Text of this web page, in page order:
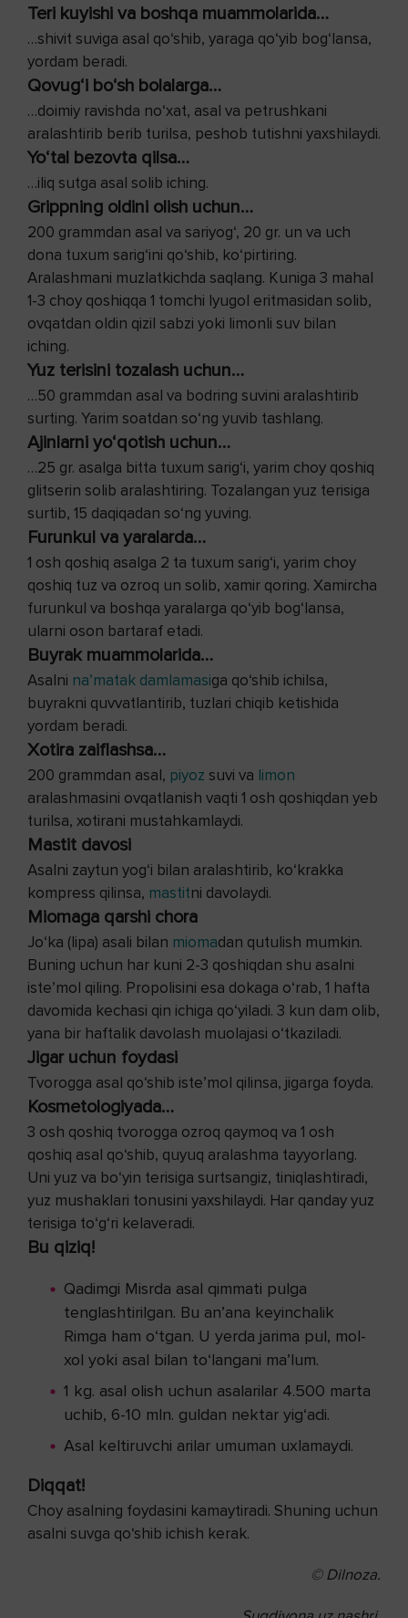
Teri kuyishi va boshqa muammolarida…
…shivit suviga asal qo‘shib, yaraga qo‘yib bog‘lansa,
yordam beradi.
Qovug‘i bo‘sh bolalarga…
…doimiy ravishda no‘xat, asal va petrushkani
aralashtirib berib turilsa, peshob tutishni yaxshilaydi.
Yo‘tal bezovta qilsa…
…iliq sutga asal solib iching.
Grippning oldini olish uchun…
200 grammdan asal va sariyog‘, 20 gr. un va uch
dona tuxum sarig‘ini qo‘shib, ko‘pirtiring.
Aralashmani muzlatkichda saqlang. Kuniga 3 mahal
1-3 choy qoshiqqa 1 tomchi lyugol eritmasidan solib,
ovqatdan oldin qizil sabzi yoki limonli suv bilan
iching.
Yuz terisini tozalash uchun…
…50 grammdan asal va bodring suvini aralashtirib
surting. Yarim soatdan so‘ng yuvib tashlang.
Ajinlarni yo‘qotish uchun…
…25 gr. asalga bitta tuxum sarig‘i, yarim choy qoshiq
glitserin solib aralashtiring. Tozalangan yuz terisiga
surtib, 15 daqiqadan so‘ng yuving.
Furunkul va yaralarda…
1 osh qoshiq asalga 2 ta tuxum sarig‘i, yarim choy
qoshiq tuz va ozroq un solib, xamir qoring. Xamircha
furunkul va boshqa yaralarga qo‘yib bog‘lansa,
ularni oson bartaraf etadi.
Buyrak muammolarida…
Asalni na’matak damlamasiga qo‘shib ichilsa,
buyrakni quvvatlantirib, tuzlari chiqib ketishida
yordam beradi.
Xotira zaiflashsa…
200 grammdan asal, piyoz suvi va limon
aralashmasini ovqatlanish vaqti 1 osh qoshiqdan yeb
turilsa, xotirani mustahkamlaydi.
Mastit davosi
Asalni zaytun yog‘i bilan aralashtirib, ko‘krakka
kompress qilinsa, mastitni davolaydi.
Miomaga qarshi chora
Jo‘ka (lipa) asali bilan miomadan qutulish mumkin.
Buning uchun har kuni 2-3 qoshiqdan shu asalni
iste’mol qiling. Propolisini esa dokaga o‘rab, 1 hafta
davomida kechasi qin ichiga qo‘yiladi. 3 kun dam olib,
yana bir haftalik davolash muolajasi o‘tkaziladi.
Jigar uchun foydasi
Tvorogga asal qo‘shib iste’mol qilinsa, jigarga foyda.
Kosmetologiyada…
3 osh qoshiq tvorogga ozroq qaymoq va 1 osh
qoshiq asal qo‘shib, quyuq aralashma tayyorlang.
Uni yuz va bo‘yin terisiga surtsangiz, tiniqlashtiradi,
yuz mushaklari tonusini yaxshilaydi. Har qanday yuz
terisiga to‘g‘ri kelaveradi.
Bu qiziq!
Qadimgi Misrda asal qimmati pulga
tenglashtirilgan. Bu an’ana keyinchalik
Rimga ham o‘tgan. U yerda jarima pul, mol-
xol yoki asal bilan to‘langani ma’lum.
1 kg. asal olish uchun asalarilar 4.500 marta
uchib, 6-10 mln. guldan nektar yig‘adi.
Asal keltiruvchi arilar umuman uxlamaydi.
Diqqat!
Choy asalning foydasini kamaytiradi. Shuning uchun
asalni suvga qo‘shib ichish kerak.
© Dilnoza.